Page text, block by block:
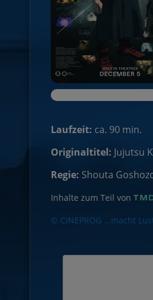
Laufzeit: ca. 90 min.
Originaltitel: Jujutsu
Regie: Shouta
Inhalte zum Teil von
© CINEPROG ...macht